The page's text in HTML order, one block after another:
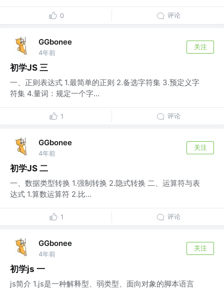
0 评论
GGbonee
4年前
关注
初学JS 三
一、正则表达式 1.最简单的正则 2.备选字符集 3.预定义字
符集 4.量词：规定一个字...
1 评论
GGbonee
4年前
关注
初学JS 二
一、数据类型转换 1.强制转换 2.隐式转换 二、运算符与表
达式 1.算数运算符 2.比...
1 评论
GGbonee
4年前
关注
初学js 一
js简介 1.js是一种解释型、弱类型、面向对象的脚本语言